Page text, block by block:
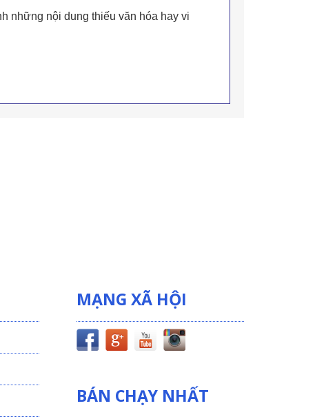
những nội dung thiếu văn hóa hay vi
MẠNG XÃ HỘI
BÁN CHẠY NHẤT